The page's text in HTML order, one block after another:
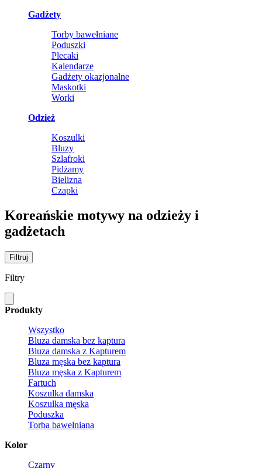
Gadżety
Torby bawełniane
Poduszki
Plecaki
Kalendarze
Gadżety okazjonalne
Maskotki
Worki
Odzież
Koszulki
Bluzy
Szlafroki
Pidżamy
Bielizna
Czapki
Koreańskie motywy na odzieży i
gadżetach
Filtruj
Filtry
Produkty
Wszystko
Bluza damska bez kaptura
Bluza damska z Kapturem
Bluza męska bez kaptura
Bluza męska z Kapturem
Fartuch
Koszulka damska
Koszulka męska
Poduszka
Torba bawełniana
Kolor
Czarny